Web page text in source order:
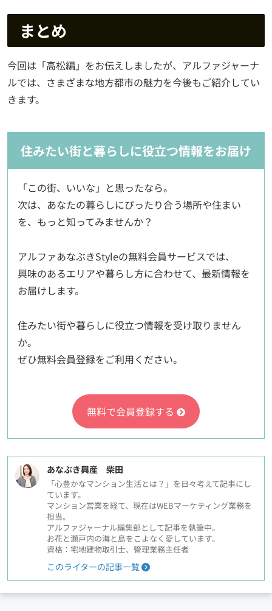
まとめ
今回は「高松編」をお伝えしましたが、アルファジャーナ
ルでは、さまざまな地方都市の魅力を今後もご紹介してい
きます。
住みたい街と暮らしに役立つ情報をお届け
「この街、いいな」と思ったなら。
次は、あなたの暮らしにぴったり合う場所や住まい
を、もっと知ってみませんか？
アルファあなぶきStyleの無料会員サービスでは、
興味のあるエリアや暮らし方に合わせて、最新情報を
お届けします。
住みたい街や暮らしに役立つ情報を受け取りません
か。
ぜひ無料会員登録をご利用ください。
無料で会員登録する
あなぶき興産 柴田
「心豊かなマンション生活とは？」を日々考えて記事にし
ています。
マンション営業を経て、現在はWEBマーケティング業務を
担当。
アルファジャーナル編集部として記事を執筆中。
お花と瀬戸内の海と島をこよなく愛しています。
資格：宅地建物取引士、管理業務主任者
このライターの記事一覧